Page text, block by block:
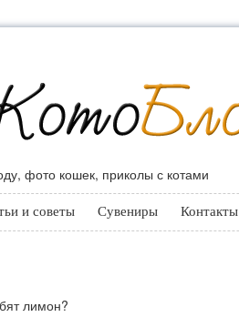
фото кошек, приколы с котами
и советы Сувениры Контакты
лимон?